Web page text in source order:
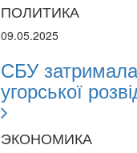
ПОЛИТИКА
09.05.2025
СБУ затримала
угорської
ЭКОНОМИКА